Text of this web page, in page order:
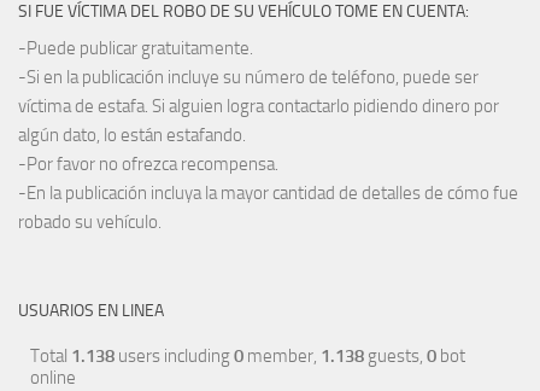
SI FUE VÍCTIMA DEL ROBO DE SU VEHÍCULO TOME EN CUENTA:
-Puede publicar gratuitamente.
-Si en la publicación incluye su número de teléfono, puede ser
víctima de estafa. Si alguien logra contactarlo pidiendo dinero por
algún dato, lo están estafando.
-Por favor no ofrezca recompensa.
-En la publicación incluya la mayor cantidad de detalles de cómo fue
robado su vehículo.
USUARIOS EN LINEA
Total 1.138 users including0 member, 1.138 guests, 0 bot
online